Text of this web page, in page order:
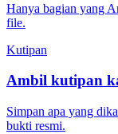
Hanya bagian yang
file.
Kutipan
Ambil kutipan
Simpan apa yang
bukti resmi.